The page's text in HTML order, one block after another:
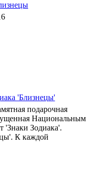
'Близнецы'
подарочная
Национальным
'Знаки Зодиака'.
К каждой